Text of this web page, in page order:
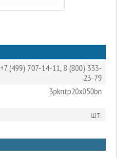
+7 (499) 707-14-11,8 (800) 333-
23-79
3pkntp20x050bn
шт.